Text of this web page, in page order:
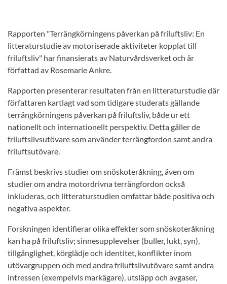
Rapporten "Terrängkörningens påverkan på friluftsliv: En
litteraturstudie av motoriserade aktiviteter kopplat till
friluftsliv" har finansierats av Naturvårdsverket och är
författad av Rosemarie Ankre.
Rapporten presenterar resultaten från en litteraturstudie där
författaren kartlagt vad som tidigare studerats gällande
terrängkörningens påverkan på friluftsliv, både ur ett
nationellt och internationellt perspektiv. Detta gäller de
friluftslivsutövare som använder terrängfordon samt andra
friluftsutövare.
Främst beskrivs studier om snöskoteråkning, även om
studier om andra motordrivna terrängfordon också
inkluderas, och litteraturstudien omfattar både positiva och
negativa aspekter.
Forskningen identifierar olika effekter som snöskoteråkning
kan ha på friluftsliv; sinnesupplevelser (buller, lukt, syn),
tillgänglighet, körglädje och identitet, konflikter inom
utövargruppen och med andra friluftslivutövare samt andra
intressen (exempelvis markägare), utsläpp och avgaser,